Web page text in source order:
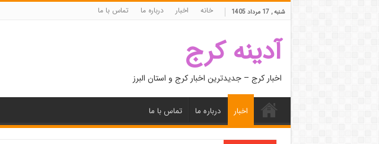
شنبه , 17 مرداد 1405 خانه اخبار درباره ما تماس با ما
آدینه کرج
اخبار کرج – جدیدترین اخبار کرج و استان البرز
اخبار درباره ما تماس با ما